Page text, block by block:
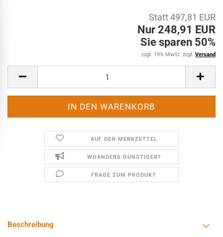
Statt 497,81 EUR
Nur 248,91 EUR
Sie sparen 50%
zzgl. 19% MwSt. zzgl. Versand
AUF DEN MERKZETTEL
WOANDERS GÜNSTIGER?
FRAGE ZUM PRODUKT
Beschreibung